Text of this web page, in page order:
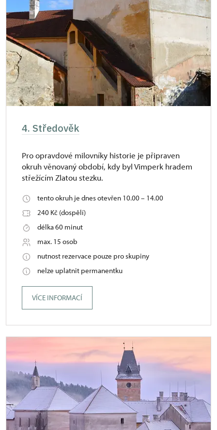
4. Středověk
Pro opravdové milovníky historie je připraven
okruh věnovaný období, kdy byl Vimperk hradem
střežícím Zlatou stezku.
tento okruh je dnes otevřen 10.00 – 14.00
240 Kč (dospělí)
délka 60 minut
max. 15 osob
nutnost rezervace pouze pro skupiny
nelze uplatnit permanentku
VÍCE INFORMACÍ